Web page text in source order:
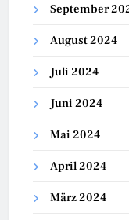
September
August 2024
Juli 2024
Juni 2024
Mai 2024
April 2024
März 2024